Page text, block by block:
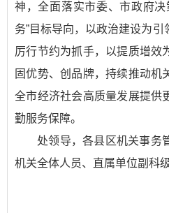
神，全面落实市委、市政府
务”目标导向，以政治建设为
厉行节约为抓手，以提质增效
固优势、创品牌，持续推动机
全市经济社会高质量发展提供
勤服务保障。
处领导，各县区机关事务
机关全体人员、直属单位副科